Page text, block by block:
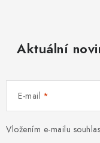
Aktuální
E-mail
Vložením e-mailu